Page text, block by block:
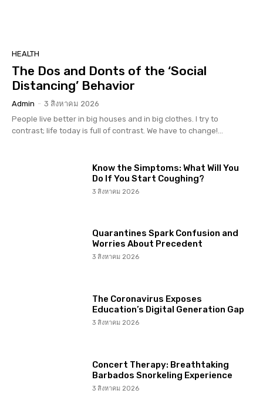
HEALTH
The Dos and Donts of the ‘Social
Distancing’ Behavior
Admin - 3 สิงหาคม 2026
People live better in big houses and in big clothes. I try to
contrast; life today is full of contrast. We have to change!...
Know the Simptoms: What Will You
Do If You Start Coughing?
3 สิงหาคม 2026
Quarantines Spark Confusion and
Worries About Precedent
3 สิงหาคม 2026
The Coronavirus Exposes
Education’s Digital Generation Gap
3 สิงหาคม 2026
Concert Therapy: Breathtaking
Barbados Snorkeling Experience
3 สิงหาคม 2026